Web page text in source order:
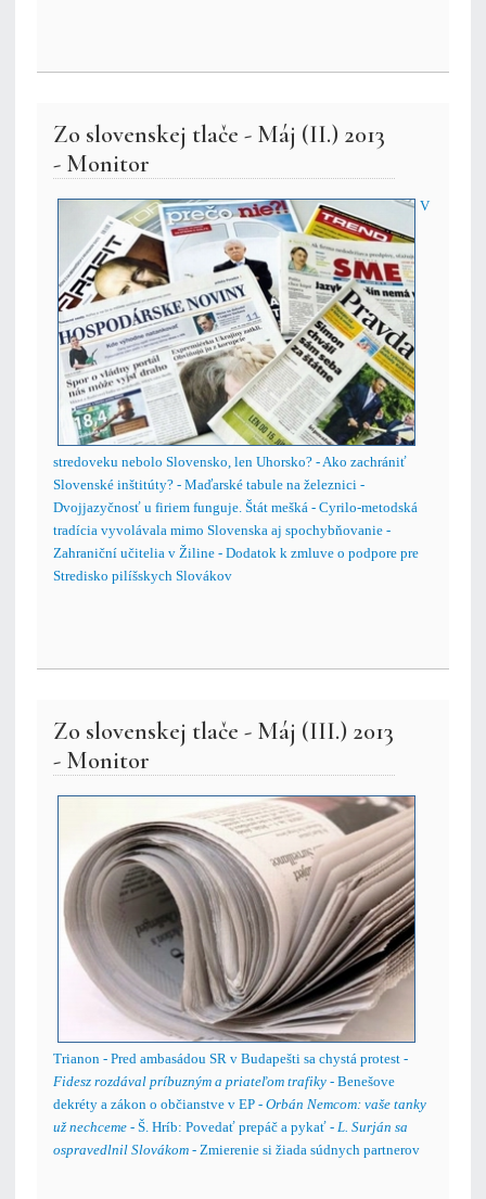
Zo slovenskej tlače - Máj (II.) 2013
- Monitor
V
stredoveku nebolo Slovensko, len Uhorsko? - Ako zachrániť
Slovenské inštitúty? - Maďarské tabule na železnici -
Dvojjazyčnosť u firiem funguje. Štát mešká - Cyrilo-metodská
tradícia vyvolávala mimo Slovenska aj spochybňovanie -
Zahraniční učitelia v Žiline - Dodatok k zmluve o podpore pre
Stredisko pilíšskych Slovákov
Zo slovenskej tlače - Máj (III.) 2013
- Monitor
Trianon - Pred ambasádou SR v Budapešti sa chystá protest -
Fidesz rozdával príbuzným a priateľom trafiky - Benešove
dekréty a zákon o občianstve v EP - Orbán Nemcom: vaše tanky
už nechceme - Š. Hríb: Povedať prepáč a pykať - L. Surján sa
ospravedlnil Slovákom - Zmierenie si žiada súdnych partnerov